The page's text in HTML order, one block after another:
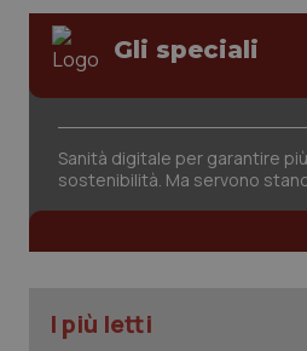
Gli speciali
Sanità digitale per garantire
sostenibilità. Ma servono
I più letti
tracking-enable